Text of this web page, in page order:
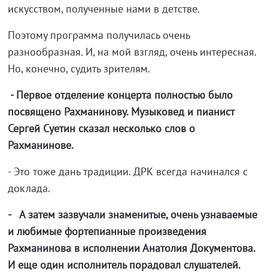
искусством, полученные нами в детстве.
Поэтому программа получилась очень
разнообразная. И, на мой взгляд, очень интересная.
Но, конечно, судить зрителям.
- Первое отделение концерта полностью было
посвящено Рахманинову. Музыковед и пианист
Сергей Суетин сказал несколько слов о
Рахманинове.
- Это тоже дань традиции. ДРК всегда начинался с
доклада.
- А затем зазвучали знаменитые, очень узнаваемые
и любимые фортепианные произведения
Рахманинова в исполнении Анатолия Документова.
И еще один исполнитель порадовал слушателей.